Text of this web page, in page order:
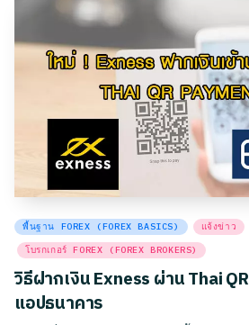
Posted
in
พื้นฐาน FOREX (FOREX BASICS)
แจ้งข่าว
โบรกเกอร์ FOREX (FOREX BROKERS)
วิธีฝากเงิน Exness ผ่าน Thai
แอปธนาคาร